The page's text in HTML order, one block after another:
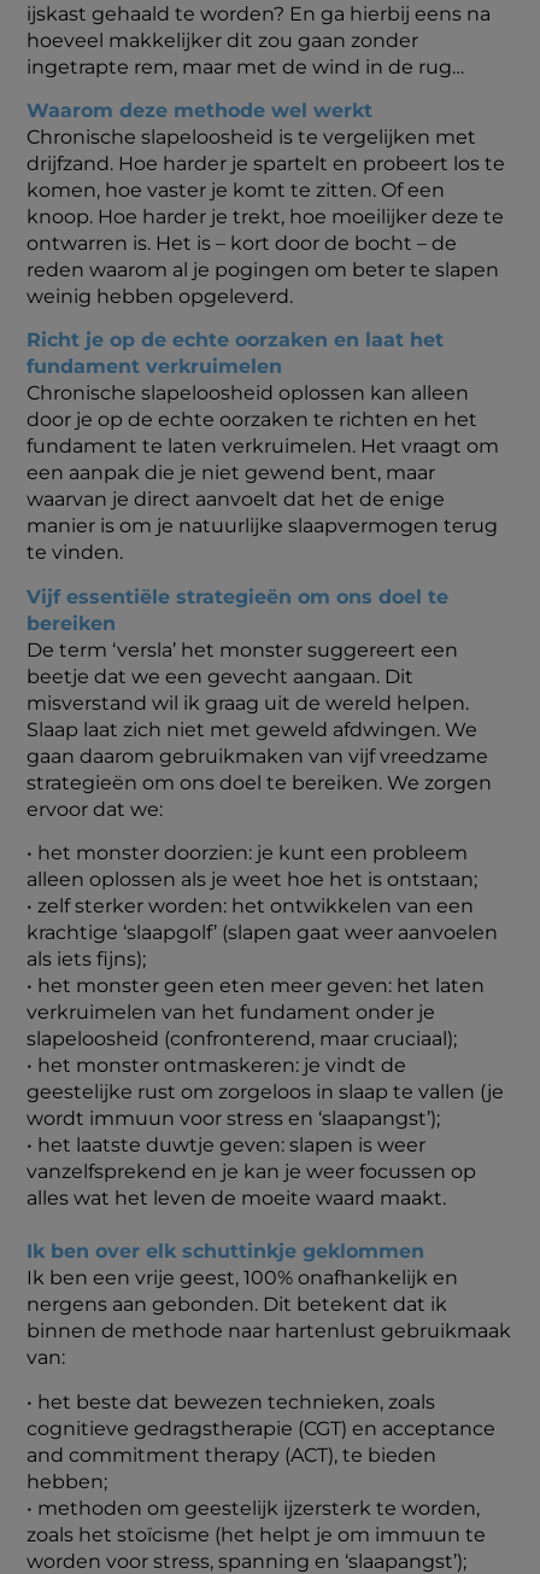
ijskast gehaald te worden? En ga hierbij eens na
hoeveel makkelijker dit zou gaan zonder
ingetrapte rem, maar met de wind in de rug…
Waarom deze methode wel werkt
Chronische slapeloosheid is te vergelijken met
drijfzand. Hoe harder je spartelt en probeert los te
komen, hoe vaster je komt te zitten. Of een
knoop. Hoe harder je trekt, hoe moeilijker deze te
ontwarren is. Het is – kort door de bocht – de
reden waarom al je pogingen om beter te slapen
weinig hebben opgeleverd.
Richt je op de echte oorzaken en laat het
fundament verkruimelen
Chronische slapeloosheid oplossen kan alleen
door je op de echte oorzaken te richten en het
fundament te laten verkruimelen. Het vraagt om
een aanpak die je niet gewend bent, maar
waarvan je direct aanvoelt dat het de enige
manier is om je natuurlijke slaapvermogen terug
te vinden.
Vijf essentiële strategieën om ons doel te
bereiken
De term ‘versla’ het monster suggereert een
beetje dat we een gevecht aangaan. Dit
misverstand wil ik graag uit de wereld helpen.
Slaap laat zich niet met geweld afdwingen. We
gaan daarom gebruikmaken van vijf vreedzame
strategieën om ons doel te bereiken. We zorgen
ervoor dat we:
• het monster doorzien: je kunt een probleem
alleen oplossen als je weet hoe het is ontstaan;
• zelf sterker worden: het ontwikkelen van een
krachtige ‘slaapgolf’ (slapen gaat weer aanvoelen
als iets fijns);
• het monster geen eten meer geven: het laten
verkruimelen van het fundament onder je
slapeloosheid (confronterend, maar cruciaal);
• het monster ontmaskeren: je vindt de
geestelijke rust om zorgeloos in slaap te vallen (je
wordt immuun voor stress en ‘slaapangst’);
• het laatste duwtje geven: slapen is weer
vanzelfsprekend en je kan je weer focussen op
alles wat het leven de moeite waard maakt.
Ik ben over elk schuttinkje geklommen
Ik ben een vrije geest, 100% onafhankelijk en
nergens aan gebonden. Dit betekent dat ik
binnen de methode naar hartenlust gebruikmaak
van:
• het beste dat bewezen technieken, zoals
cognitieve gedragstherapie (CGT) en acceptance
and commitment therapy (ACT), te bieden
hebben;
• methoden om geestelijk ijzersterk te worden,
zoals het stoïcisme (het helpt je om immuun te
worden voor stress, spanning en ‘slaapangst’);